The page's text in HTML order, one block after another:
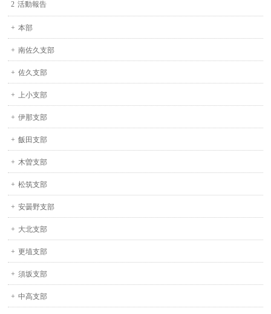
活動報告
本部
南佐久支部
佐久支部
上小支部
伊那支部
飯田支部
木曽支部
松筑支部
安曇野支部
大北支部
更埴支部
須坂支部
中高支部